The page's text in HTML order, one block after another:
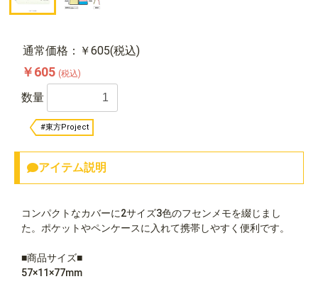
通常価格：￥605(税込)
￥605 (税込)
数量
#東方Project
アイテム説明
コンパクトなカバーに2サイズ3色のフセンメモを綴じまし
た。ポケットやペンケースに入れて携帯しやすく便利です。
■商品サイズ■
57×11×77mm